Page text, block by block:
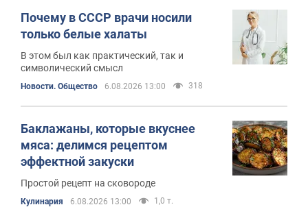
Почему в СССР врачи носили
только белые халаты
В этом был как практический, так и
символический смысл
Новости. Общество 6.08.2026 13:00 318
Баклажаны, которые вкуснее
мяса: делимся рецептом
эффектной закуски
Простой рецепт на сковороде
Кулинария 6.08.2026 13:00 1,0 т.